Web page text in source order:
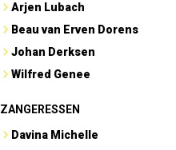
Arjen Lubach
Beau van Erven Dorens
Johan Derksen
Wilfred Genee
ZANGERESSEN
Davina Michelle